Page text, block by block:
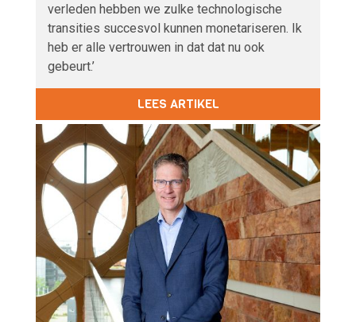
verleden hebben we zulke technologische
transities succesvol kunnen monetariseren. Ik
heb er alle vertrouwen in dat dat nu ook
gebeurt.’
LEES ARTIKEL